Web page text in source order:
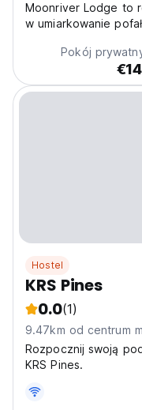
Moonriver Lodge to
w umiarkowanie
13 podstawowych
Pokój
Hostel
KRS Pines
0.0(1)
9.47km od centrum
Rozpocznij swoją
KRS Pines.